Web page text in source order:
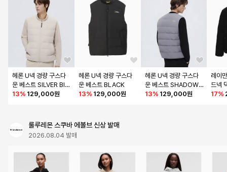
헤론 U넥 경량 구스다
운 베스트 SILVER BIR
CH
13% 129,000원
헤론 U넥 경량 구스다
운 베스트 BLACK
13% 129,000원
헤론 U넥 경량 구스다
운 베스트 SHADOW
GREY
13% 129,000원
레이
드넥
SSY
17%
룰루레몬 스쿠바 에볼브 신상 발매
2026.08.04 발매